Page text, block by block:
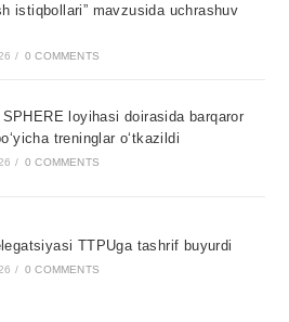
istiqbollari” mavzusida uchrashuv
/ 0 COMMENTS
loyihasi doirasida barqaror
treninglar o‘tkazildi
/ 0 COMMENTS
TTPUga tashrif buyurdi
/ 0 COMMENTS